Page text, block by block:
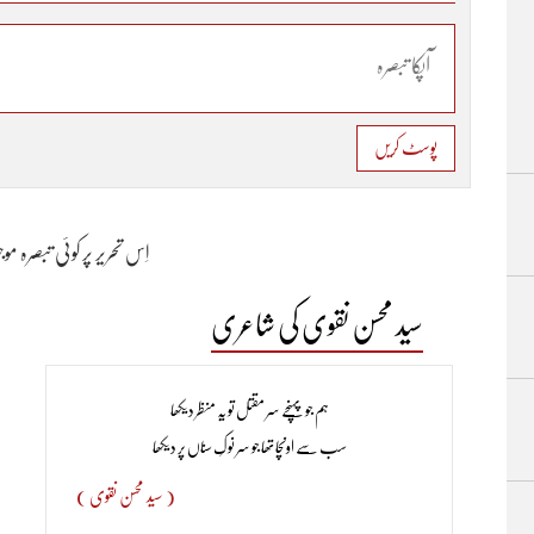
پوسٹ کریں
اِس تحریر پر کوئی تبصرہ
سید محسن نقوی کی شاعری
ہم جو پہنچے سر مقتل تو یہ منظر دیکھا
سب سے اونچا تھا جو سر نوکِ سناں پر دیکھا
( سید محسن نقوی )